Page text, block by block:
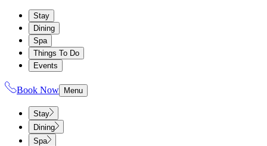
Stay
Dining
Spa
Things To Do
Events
Book Now Menu
Stay
Dining
Spa